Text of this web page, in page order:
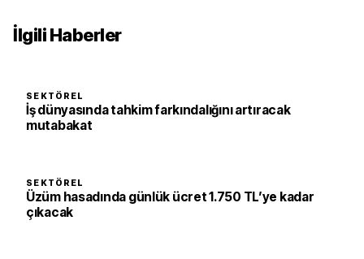
İlgili Haberler
SEKTÖREL
İş dünyasında tahkim farkındalığını artıracak
mutabakat
SEKTÖREL
Üzüm hasadında günlük ücret 1.750 TL’ye kadar
çıkacak